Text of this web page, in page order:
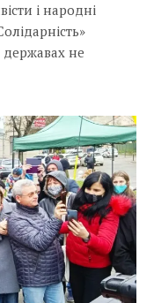
і народні
державах не